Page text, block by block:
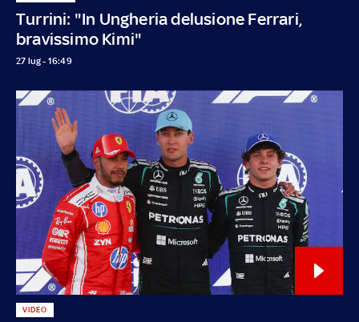
Turrini: "In Ungheria delusione Ferrari,
bravissimo Kimi"
27 lug - 16:49
VIDEO